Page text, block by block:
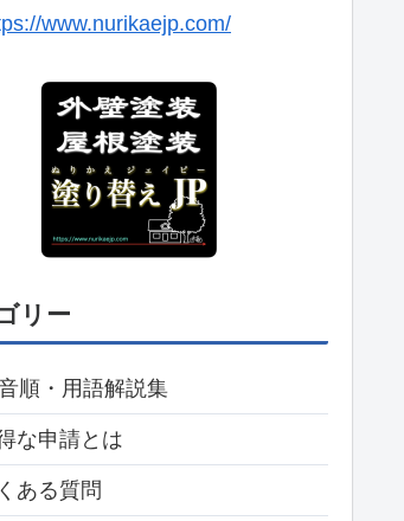
www.nurikaejp.com/
リー
順・用語解説集
な申請とは
ある質問